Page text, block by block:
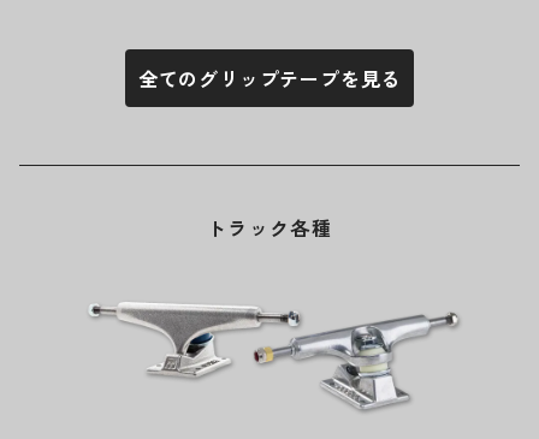
全てのグリップテープを見る
トラック各種